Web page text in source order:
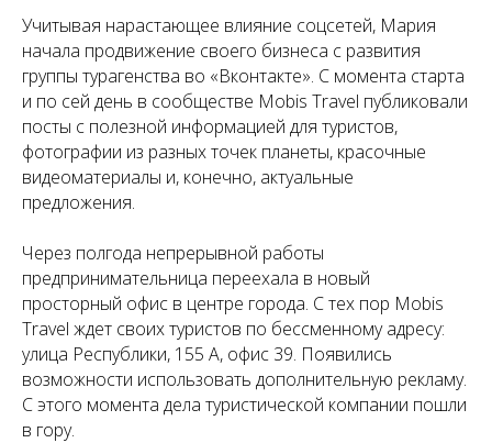
Учитывая нарастающее влияние соцсетей, Мария
начала продвижение своего бизнеса с развития
группы турагенства во «Вконтакте». С момента старта
и по сей день в сообществе Mobis Travel публиковали
посты с полезной информацией для туристов,
фотографии из разных точек планеты, красочные
видеоматериалы и, конечно, актуальные
предложения.
Через полгода непрерывной работы
предпринимательница переехала в новый
просторный офис в центре города. С тех пор Mobis
Travel ждет своих туристов по бессменному адресу:
улица Республики, 155 А, офис 39. Появились
возможности использовать дополнительную рекламу.
С этого момента дела туристической компании пошли
в гору.